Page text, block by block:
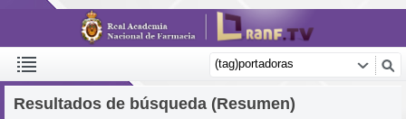
Resultados de búsqueda (Resumen)